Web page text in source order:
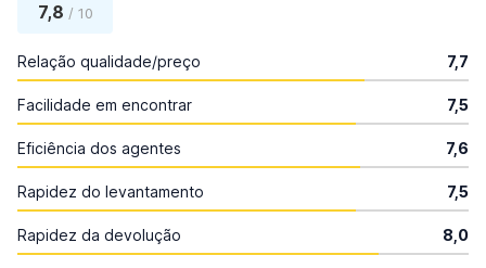
7,8 / 10
Relação qualidade/preço 7,7
Facilidade em encontrar 7,5
Eficiência dos agentes 7,6
Rapidez do levantamento 7,5
Rapidez da devolução 8,0